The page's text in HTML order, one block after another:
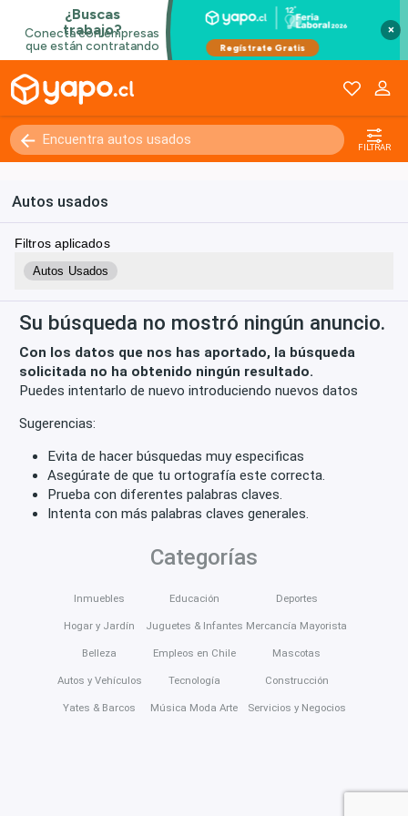
×
FILTRAR
Autos usados
Filtros aplicados
Autos Usados
Su búsqueda no mostró ningún anuncio.
Con los datos que nos has aportado, la búsqueda
solicitada no ha obtenido ningún resultado.
Puedes intentarlo de nuevo introduciendo nuevos datos
Sugerencias:
Evita de hacer búsquedas muy especificas
Asegúrate de que tu ortografía este correcta.
Prueba con diferentes palabras claves.
Intenta con más palabras claves generales.
Categorías
Inmuebles
Hogar y Jardín
Belleza
Autos y Vehículos
Yates & Barcos
Educación
Juguetes & Infantes
Empleos en Chile
Tecnología
Música Moda Arte
Deportes
Mercancía Mayorista
Mascotas
Construcción
Servicios y Negocios
Kilómetros 0 - 250000+